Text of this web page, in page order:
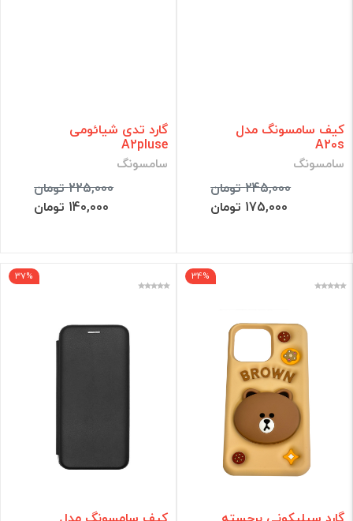
کیف سامسونگ مدل
A20s
سامسونگ
245,000 تومان
175,000 تومان
گارد تدی شیائومی
A2pluse
سامسونگ
225,000 تومان
140,000 تومان
34%
37%